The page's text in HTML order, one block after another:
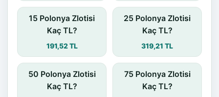
15 Polonya Zlotisi
Kaç TL?
191,52 TL
25 Polonya Zlotisi
Kaç TL?
319,21 TL
50 Polonya Zlotisi
Kaç TL?
75 Polonya Zlotisi
Kaç TL?